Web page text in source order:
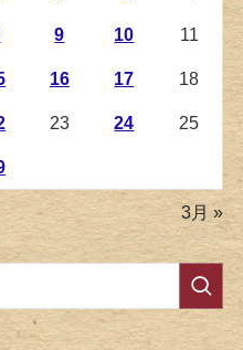
9 10 11
16 17 18
23 24 25
3月 »